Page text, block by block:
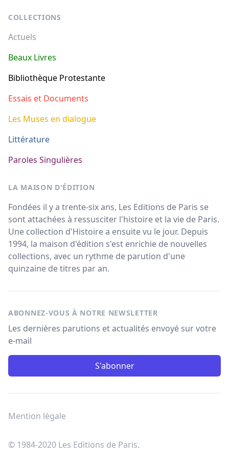
COLLECTIONS
Actuels
Beaux Livres
Bibliothèque Protestante
Essais et Documents
Les Muses en dialogue
Littérature
Paroles Singulières
LA MAISON D'ÉDITION
Fondées il y a trente-six ans, Les Editions de Paris se
sont attachées à ressusciter l'histoire et la vie de Paris.
Une collection d'Histoire a ensuite vu le jour. Depuis
1994, la maison d'édition s'est enrichie de nouvelles
collections, avec un rythme de parution d'une
quinzaine de titres par an.
ABONNEZ-VOUS À NOTRE NEWSLETTER
Les dernières parutions et actualités envoyé sur votre
e-mail
S'abonner
Mention légale
© 1984-2020 Les Editions de Paris.